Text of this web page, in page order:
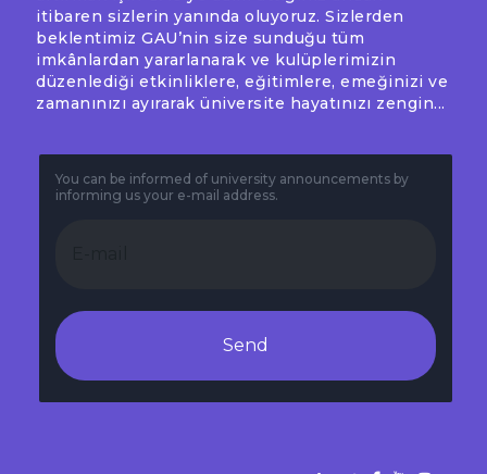
itibaren sizlerin yanında oluyoruz. Sizlerden
beklentimiz GAU’nin size sunduğu tüm
imkânlardan yararlanarak ve kulüplerimizin
düzenlediği etkinliklere, eğitimlere, emeğinizi ve
zamanınızı ayırarak üniversite hayatınızı zengin...
You can be informed of university announcements by
informing us your e-mail address.
Send